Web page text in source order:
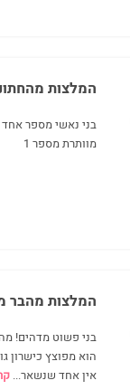
המלצות
מוותרת מספר 1
המלצות מהבר
בני פשוט מדהים!
הוא מפוצץ כישרון
אין אחד שנשאר...